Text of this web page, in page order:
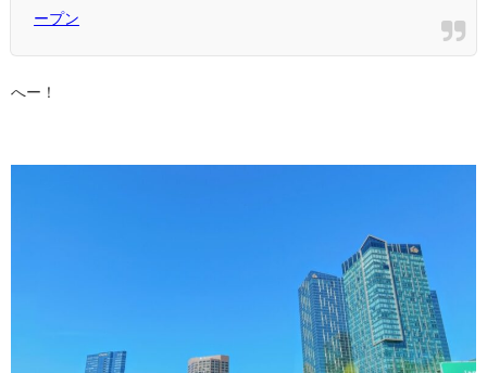
ープン
へー！